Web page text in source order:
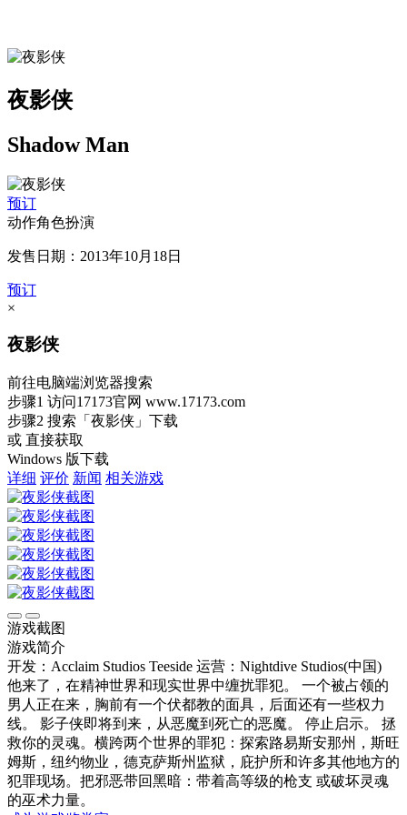
夜影侠
Shadow Man
预订
动作角色扮演
发售日期：2013年10月18日
预订
×
夜影侠
前往电脑端浏览器搜索
步骤1 访问17173官网 www.17173.com
步骤2 搜索 「夜影侠」 下载
或 直接获取
Windows 版下载
详细 评价 新闻 相关游戏
游戏截图
游戏简介
开发：Acclaim Studios Teeside 运营：Nightdive Studios(中国)
他来了，在精神世界和现实世界中缠扰罪犯。 一个被占领的
男人正在来，胸前有一个伏都教的面具，后面还有一些权力
线。 影子侠即将到来，从恶魔到死亡的恶魔。 停止启示。 拯
救你的灵魂。横跨两个世界的罪犯：探索路易斯安那州，斯旺
姆斯，纽约物业，德克萨斯州监狱，庇护所和许多其他地方的
犯罪现场。把邪恶带回黑暗：带着高等级的枪支 或破坏灵魂
的巫术力量。